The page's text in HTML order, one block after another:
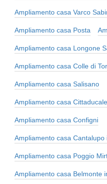
Ampliamento casa Varco
Ampliamento casa Posta
Ampliamento casa Longone
Ampliamento casa Colle di
Ampliamento casa Salisano
Ampliamento casa Cittaducale
Ampliamento casa Configni
Ampliamento casa Cantalupo
Ampliamento casa Poggio
Ampliamento casa Belmonte